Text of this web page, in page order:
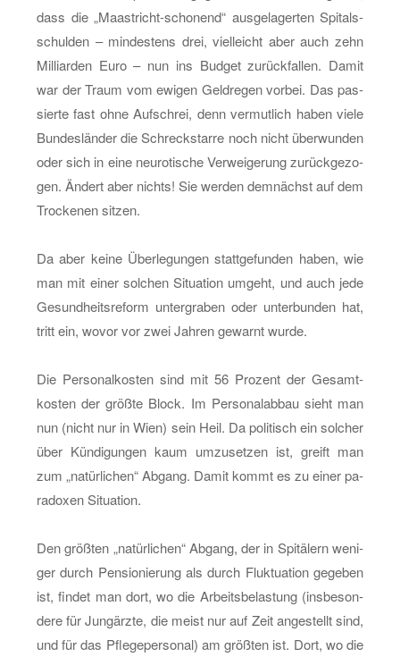
dass die „Maas­tricht-scho­nend“ aus­ge­la­ger­ten Spi­tals­
schul­den – min­des­tens drei, viel­leicht aber auch zehn
Mil­li­ar­den Euro – nun ins Bud­get zu­rück­fal­len. Damit
war der Traum vom ewi­gen Geld­re­gen vor­bei. Das pas­
sier­te fast ohne Auf­schrei, denn ver­mut­lich haben viele
Bun­des­län­der die Schreck­star­re noch nicht über­wun­den
oder sich in eine neu­ro­ti­sche Ver­wei­ge­rung zu­rück­ge­zo­
gen. Än­dert aber nichts! Sie wer­den dem­nächst auf dem
Tro­cke­nen sit­zen.
Da aber keine Über­le­gun­gen statt­ge­fun­den haben, wie
man mit einer sol­chen Si­tua­ti­on um­geht, und auch jede
Ge­sund­heits­re­form un­ter­gra­ben oder un­ter­bun­den hat,
tritt ein, wovor vor zwei Jah­ren ge­warnt wurde.
Die Per­so­nal­kos­ten sind mit 56 Pro­zent der Ge­samt­
kos­ten der größ­te Block. Im Per­so­nal­ab­bau sieht man
nun (nicht nur in Wien) sein Heil. Da po­li­tisch ein sol­cher
über Kün­di­gun­gen kaum um­zu­set­zen ist, greift man
zum „na­tür­li­chen“ Ab­gang. Damit kommt es zu einer pa­
ra­do­xen Si­tua­ti­on.
Den größ­ten „na­tür­li­chen“ Ab­gang, der in Spi­tä­lern we­ni­
ger durch Pen­sio­nie­rung als durch Fluk­tua­ti­on ge­ge­ben
ist, fin­det man dort, wo die Ar­beits­be­las­tung (ins­be­son­
de­re für Jung­ärz­te, die meist nur auf Zeit an­ge­stellt sind,
und für das Pfle­ge­per­so­nal) am größ­ten ist. Dort, wo die